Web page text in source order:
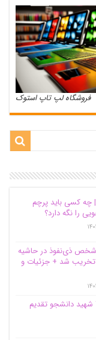
فروشگاه لپ تاپ استوک
‌چه کسی باید پرچم
را نگه دارد؟
شخص ذی‌نفوذ در حاشیه‌
شد + جزئیات و
استان البرز در جنگ 12 روزه 7 شهید دانشجو تقدیم